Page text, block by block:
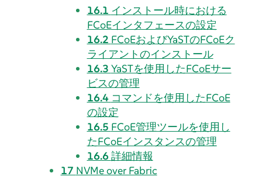
16.1 インストール時における
FCoEインタフェースの設定
16.2 FCoEおよびYaSTのFCoEク
ライアントのインストール
16.3 YaSTを使用したFCoEサー
ビスの管理
16.4 コマンドを使用したFCoE
の設定
16.5 FCoE管理ツールを使用し
たFCoEインスタンスの管理
16.6 詳細情報
17 NVMe over Fabric